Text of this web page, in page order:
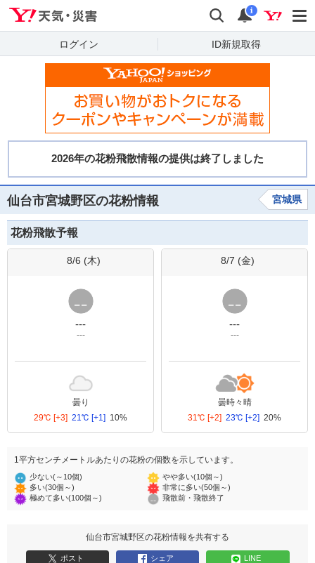
検索 通知
i
ログイン ID新規取得
仙台市宮城野区の花粉情報 宮城県
花粉飛散予報
8/6 (木)
---
---
曇り
29℃ [+3] 21℃ [+1] 10%
8/7 (金)
---
---
曇時々晴
31℃ [+2] 23℃ [+2] 20%
1平方センチメートルあたりの花粉の個数を示しています。
少ない(～10個)
やや多い(10個～)
多い(30個～)
非常に多い(50個～)
極めて多い(100個～)
飛散前・飛散終了
仙台市宮城野区の花粉情報を共有する
ポスト シェア LINE